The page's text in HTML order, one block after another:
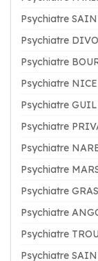
Psychiatre
Psychiatre
Psychiatre
Psychiatre NICE
Psychiatre
Psychiatre
Psychiatre
Psychiatre
Psychiatre
Psychiatre
Psychiatre
Psychiatre